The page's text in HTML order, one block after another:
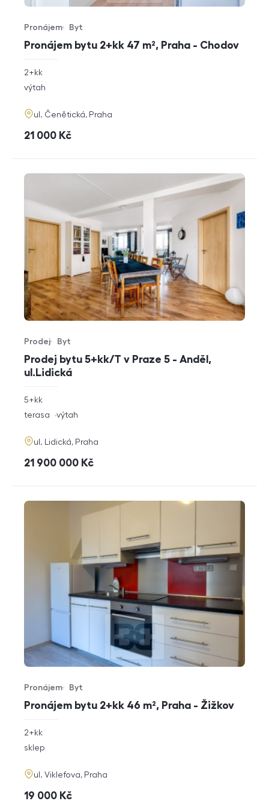
Pronájem bytu 2+kk 47 m², Praha - Chodov
Typ nabídky
Pronájem
Typ nemovitosti
Byt
rozměry
dispozice
2+kk
funkce
výtah
adresa
ul. Čenětická, Praha
cena
21 000 Kč
Prodej bytu 5+kk/T v Praze 5 - Anděl,
ul.Lidická
Typ nabídky
Prodej
Typ nemovitosti
Byt
rozměry
5+kk
funkce
terasa výtah
adresa
ul. Lidická, Praha
cena
21 900 000 Kč
Pronájem bytu 2+kk 46 m², Praha - Žižkov
Typ nabídky
Pronájem
Typ nemovitosti
Byt
rozměry
2+kk
funkce
sklep
adresa
ul. Viklefova, Praha
cena
19 000 Kč